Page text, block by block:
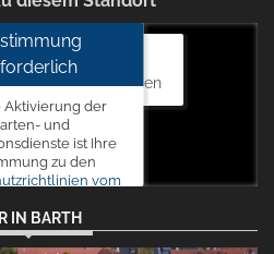
Blunck
Ribnitz-Damgarten
Aktivierung der
und
ist Ihre
zu den
vom
IN BARTH